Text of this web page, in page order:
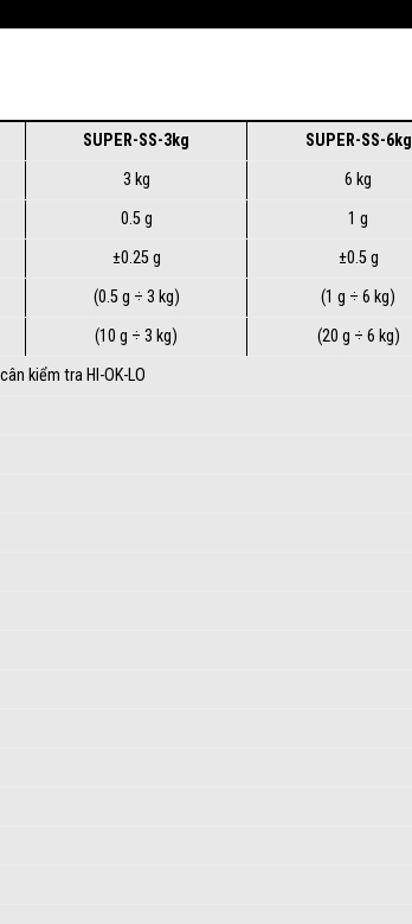
SUPER-SS-3kg SUPER-SS-6kg
3 kg 6 kg
0.5 g 1 g
±0.25 g ±0.5 g
(0.5 g ÷ 3 kg) (1 g ÷ 6 kg)
(10 g ÷ 3 kg) (20 g ÷ 6 kg)
kiểm tra HI-OK-LO